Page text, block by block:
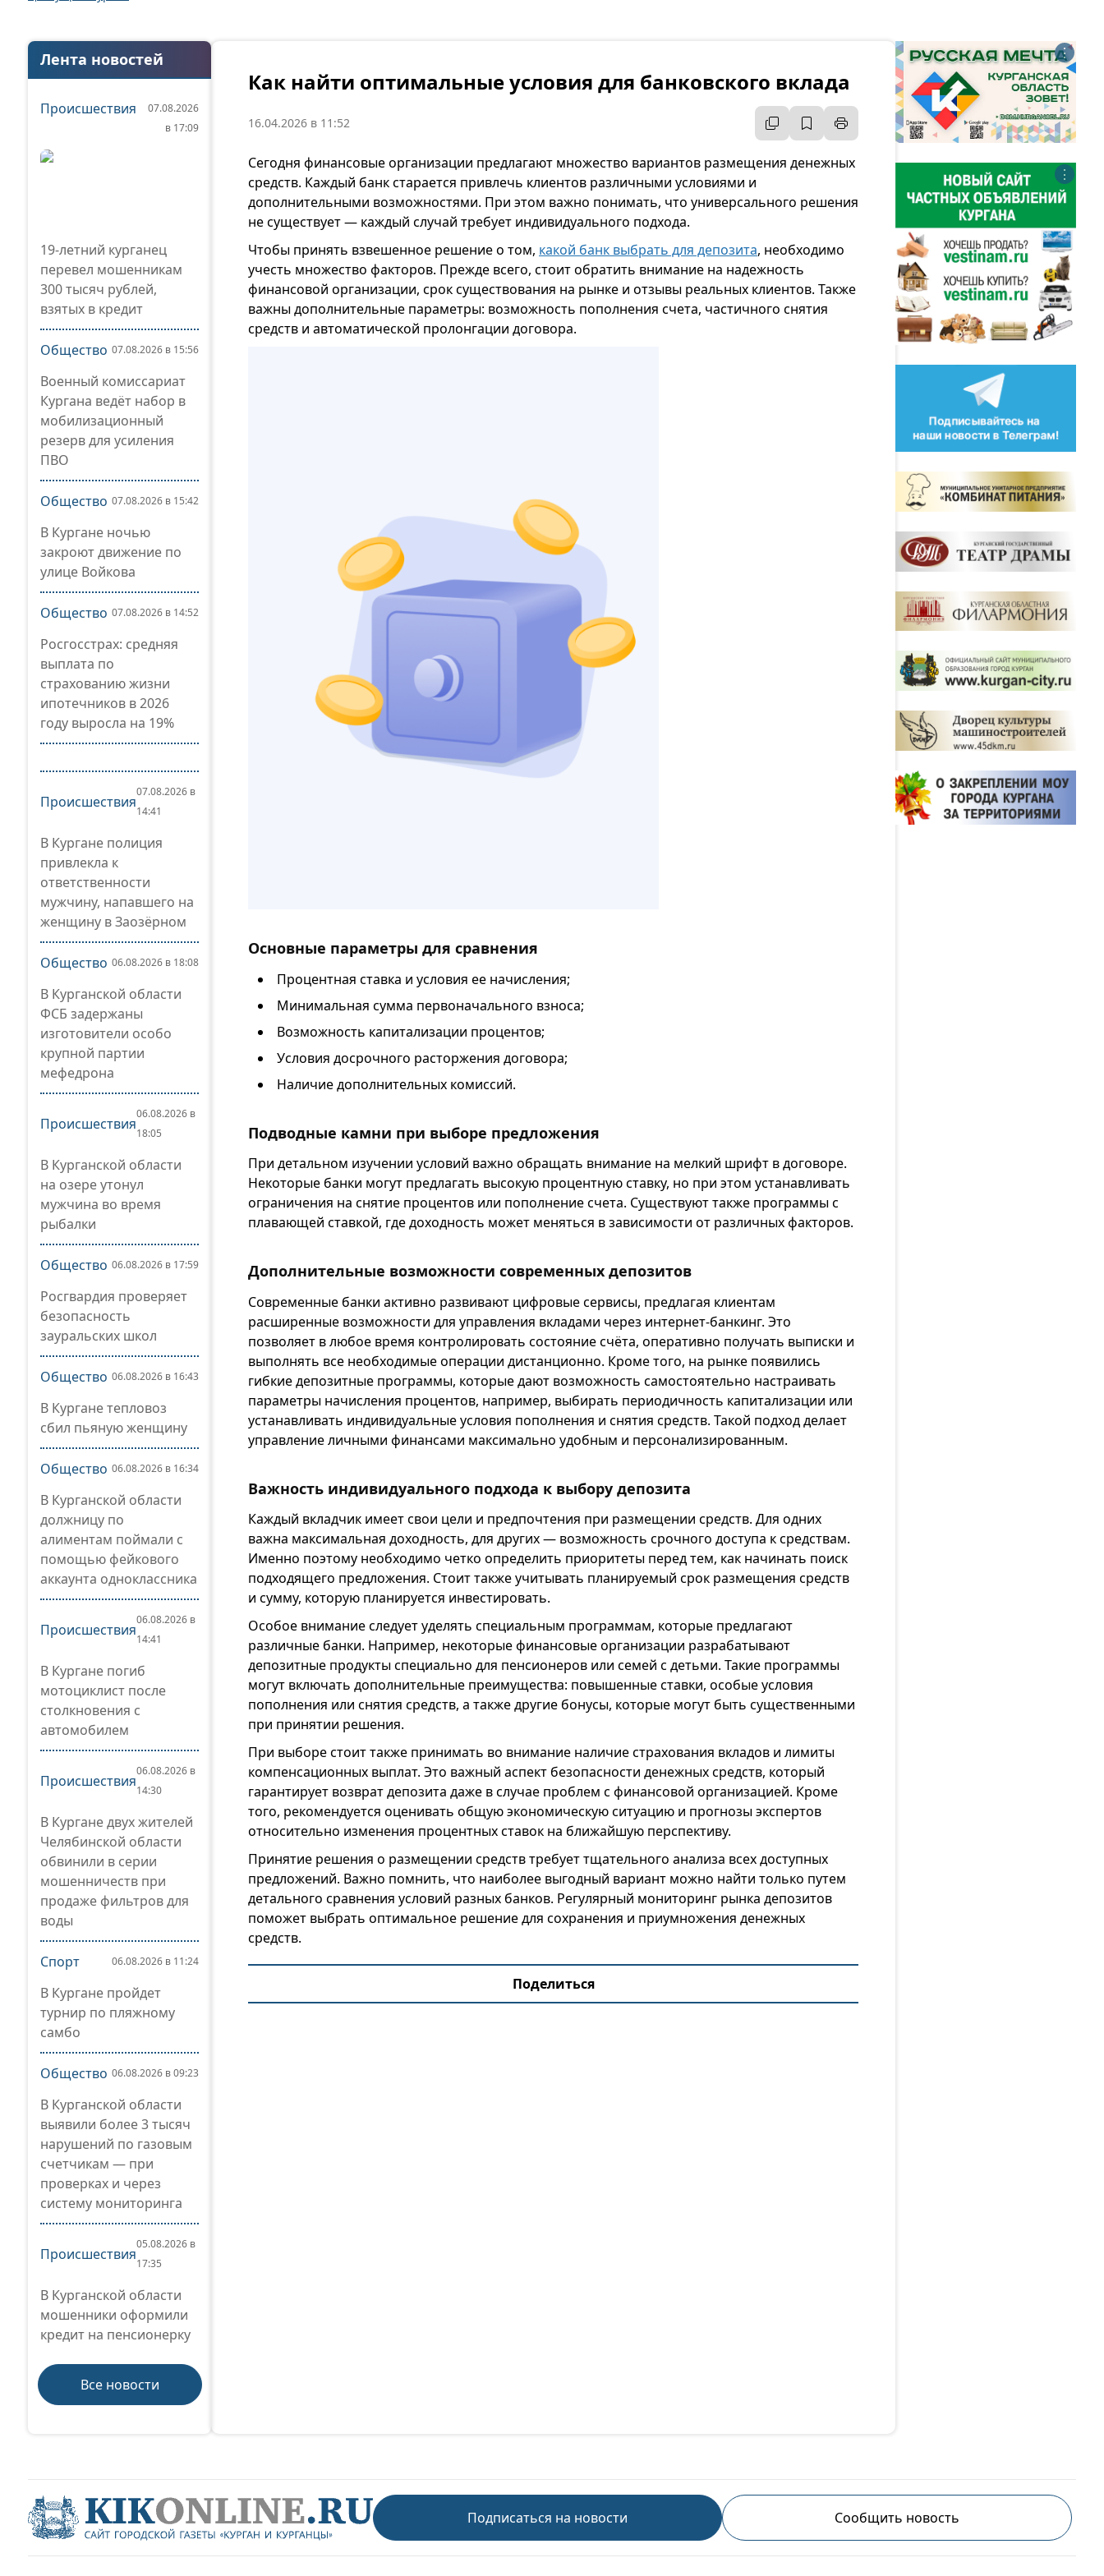
Лента новостей
Происшествия
07.08.2026
в 17:09
19-летний курганец
перевел мошенникам
300 тысяч рублей,
взятых в кредит
Общество 07.08.2026 в 15:56
Военный комиссариат
Кургана ведёт набор в
мобилизационный
резерв для усиления
ПВО
Общество 07.08.2026 в 15:42
В Кургане ночью
закроют движение по
улице Войкова
Общество 07.08.2026 в 14:52
Росгосстрах: средняя
выплата по
страхованию жизни
ипотечников в 2026
году выросла на 19%
Происшествия
07.08.2026 в
14:41
В Кургане полиция
привлекла к
ответственности
мужчину, напавшего на
женщину в Заозёрном
Общество 06.08.2026 в 18:08
В Курганской области
ФСБ задержаны
изготовители особо
крупной партии
мефедрона
Происшествия
06.08.2026 в
18:05
В Курганской области
на озере утонул
мужчина во время
рыбалки
Общество 06.08.2026 в 17:59
Росгвардия проверяет
безопасность
зауральских школ
Общество 06.08.2026 в 16:43
В Кургане тепловоз
сбил пьяную женщину
Общество 06.08.2026 в 16:34
В Курганской области
должницу по
алиментам поймали с
помощью фейкового
аккаунта одноклассника
Происшествия
06.08.2026 в
14:41
В Кургане погиб
мотоциклист после
столкновения с
автомобилем
Происшествия
06.08.2026 в
14:30
В Кургане двух жителей
Челябинской области
обвинили в серии
мошенничеств при
продаже фильтров для
воды
Спорт 06.08.2026 в 11:24
В Кургане пройдет
турнир по пляжному
самбо
Общество 06.08.2026 в 09:23
В Курганской области
выявили более 3 тысяч
нарушений по газовым
счетчикам — при
проверках и через
систему мониторинга
Происшествия
05.08.2026 в
17:35
В Курганской области
мошенники оформили
кредит на пенсионерку
Все новости
Как найти оптимальные условия для банковского вклада
16.04.2026 в 11:52
Сегодня финансовые организации предлагают множество вариантов размещения денежных
средств. Каждый банк старается привлечь клиентов различными условиями и
дополнительными возможностями. При этом важно понимать, что универсального решения
не существует — каждый случай требует индивидуального подхода.
Чтобы принять взвешенное решение о том, какой банк выбрать для депозита, необходимо
учесть множество факторов. Прежде всего, стоит обратить внимание на надежность
финансовой организации, срок существования на рынке и отзывы реальных клиентов. Также
важны дополнительные параметры: возможность пополнения счета, частичного снятия
средств и автоматической пролонгации договора.
Основные параметры для сравнения
Процентная ставка и условия ее начисления;
Минимальная сумма первоначального взноса;
Возможность капитализации процентов;
Условия досрочного расторжения договора;
Наличие дополнительных комиссий.
Подводные камни при выборе предложения
При детальном изучении условий важно обращать внимание на мелкий шрифт в договоре.
Некоторые банки могут предлагать высокую процентную ставку, но при этом устанавливать
ограничения на снятие процентов или пополнение счета. Существуют также программы с
плавающей ставкой, где доходность может меняться в зависимости от различных факторов.
Дополнительные возможности современных депозитов
Современные банки активно развивают цифровые сервисы, предлагая клиентам
расширенные возможности для управления вкладами через интернет-банкинг. Это
позволяет в любое время контролировать состояние счёта, оперативно получать выписки и
выполнять все необходимые операции дистанционно. Кроме того, на рынке появились
гибкие депозитные программы, которые дают возможность самостоятельно настраивать
параметры начисления процентов, например, выбирать периодичность капитализации или
устанавливать индивидуальные условия пополнения и снятия средств. Такой подход делает
управление личными финансами максимально удобным и персонализированным.
Важность индивидуального подхода к выбору депозита
Каждый вкладчик имеет свои цели и предпочтения при размещении средств. Для одних
важна максимальная доходность, для других — возможность срочного доступа к средствам.
Именно поэтому необходимо четко определить приоритеты перед тем, как начинать поиск
подходящего предложения. Стоит также учитывать планируемый срок размещения средств
и сумму, которую планируется инвестировать.
Особое внимание следует уделять специальным программам, которые предлагают
различные банки. Например, некоторые финансовые организации разрабатывают
депозитные продукты специально для пенсионеров или семей с детьми. Такие программы
могут включать дополнительные преимущества: повышенные ставки, особые условия
пополнения или снятия средств, а также другие бонусы, которые могут быть существенными
при принятии решения.
При выборе стоит также принимать во внимание наличие страхования вкладов и лимиты
компенсационных выплат. Это важный аспект безопасности денежных средств, который
гарантирует возврат депозита даже в случае проблем с финансовой организацией. Кроме
того, рекомендуется оценивать общую экономическую ситуацию и прогнозы экспертов
относительно изменения процентных ставок на ближайшую перспективу.
Принятие решения о размещении средств требует тщательного анализа всех доступных
предложений. Важно помнить, что наиболее выгодный вариант можно найти только путем
детального сравнения условий разных банков. Регулярный мониторинг рынка депозитов
поможет выбрать оптимальное решение для сохранения и приумножения денежных
средств.
Поделиться
⋮
⋮
Подписаться на новости Сообщить новость